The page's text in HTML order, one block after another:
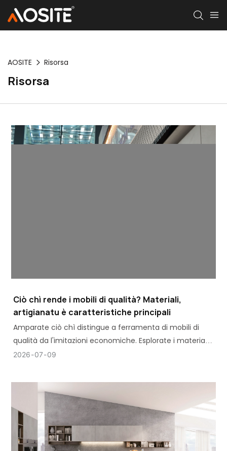
AOSITE Risorsa
Risorsa
Ciò chì rende i mobili di qualità? Materiali,
artigianatu è caratteristiche principali
Amparate ciò chì distingue a ferramenta di mobili di
qualità da l'imitazioni economiche. Esplorate i materiali
chjave, i standard di artigianalità è e caratteristiche
2026 07 09